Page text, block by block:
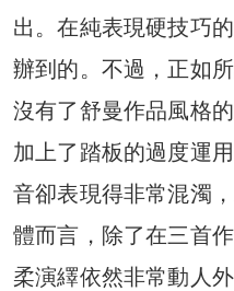
出。在純表現硬技巧
辦到的。不過，正如
沒有了舒曼作品風格
加上了踏板的過度運
音卻表現得非常混濁
體而言，除了在三首
柔演繹依然非常動人